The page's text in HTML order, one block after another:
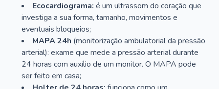
Ecocardiograma: é um ultrassom do coração que
investiga a sua forma, tamanho, movimentos e
eventuais bloqueios;
MAPA 24h (monitorização ambulatorial da pressão
arterial): exame que mede a pressão arterial durante
24 horas com auxílio de um monitor. O MAPA pode
ser feito em casa;